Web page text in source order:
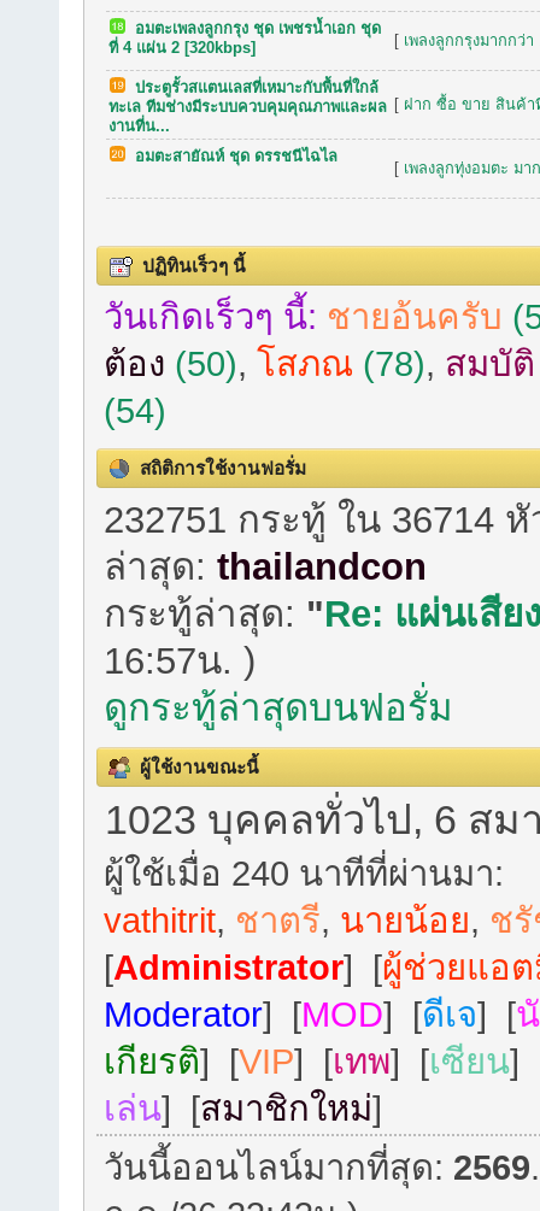
อมตะเพลงลูกกรุง ชุด เพชรน้ำเอก ชุด
ที่ 4 แผ่น 2 [320kbps]
[ เพลงลูกกรุงมากกว่
ประตูรั้วสแตนเลสที่เหมาะกับพื้นที่ใกล้
ทะเล ทีมช่างมีระบบควบคุมคุณภาพและผล
งานที่น...
[ ฝาก ซื้อ ขาย สินค้า
อมตะสายัณห์ ชุด ดรรชนีไฉไล
[ เพลงลูกทุ่งอมตะ มา
ปฏิทินเร็วๆ นี้
วันเกิดเร็วๆ นี้: ชายอ้นครับ
ต้อง (50), โสภณ (78), สมบัติ
(54)
สถิติการใช้งานฟอรั่ม
232751 กระทู้ ใน 36714
ล่าสุด:thailandcon
กระทู้ล่าสุด: "Re: แผ่นเสีย
16:57น. )
ดูกระทู้ล่าสุดบนฟอรั่ม
ผู้ใช้งานขณะนี้
1023 บุคคลทั่วไป, 6 สม
ผู้ใช้เมื่อ 240 นาทีที่ผ่านมา:
vathitrit, ชาตรี, นายน้อย, ช
[Administrator] [ผู้ช่วยแอ
Moderator] [MOD] [ดีเจ] [
เกียรติ] [VIP] [เทพ] [เซียน]
เล่น] [สมาชิกใหม่]
วันนี้ออนไลน์มากที่สุด: 2569